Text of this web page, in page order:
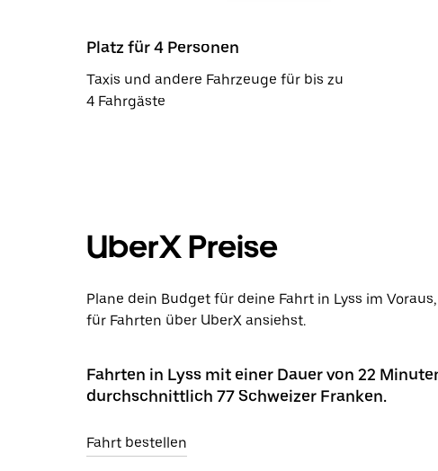
Platz für 4 Personen
Taxis und andere Fahrzeuge für bis zu
4 Fahrgäste
UberX Preise
Plane dein Budget für deine Fahrt in Lyss im
für Fahrten über UberX ansiehst.
Fahrten in Lyss mit einer Dauer von 22
durchschnittlich 77 Schweizer Franken.
Fahrt bestellen